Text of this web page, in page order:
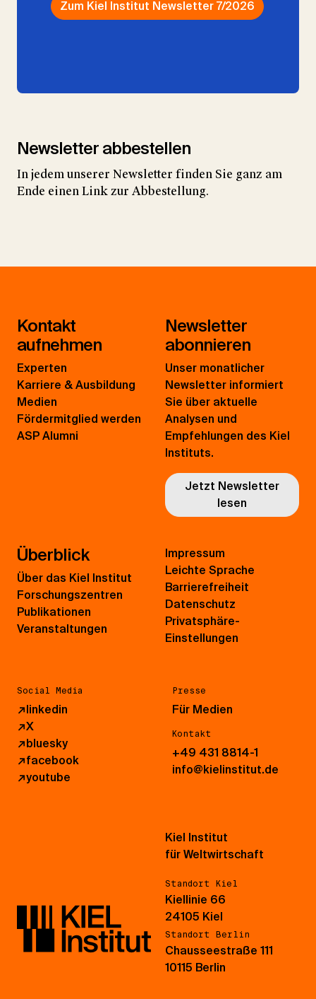
Zum Kiel Institut Newsletter 7/2026
Newsletter abbestellen
In jedem unserer Newsletter finden Sie ganz am
Ende einen Link zur Abbestellung.
Kontakt
aufnehmen
Experten
Karriere & Ausbildung
Medien
Fördermitglied werden
ASP Alumni
Newsletter
abonnieren
Unser monatlicher
Newsletter informiert
Sie über aktuelle
Analysen und
Empfehlungen des Kiel
Instituts.
Jetzt Newsletter
lesen
Überblick
Über das Kiel Institut
Forschungszentren
Publikationen
Veranstaltungen
Social Media
↗linkedin
↗X
↗bluesky
↗facebook
↗youtube
Presse
Für Medien
Kontakt
+49 431 8814-1
info@kielinstitut.de
Impressum
Leichte Sprache
Barrierefreiheit
Datenschutz
Privatsphäre-
Einstellungen
Kiel Institut
für Weltwirtschaft
Standort Kiel
Kiellinie 66
24105 Kiel
Standort Berlin
Chausseestraße 111
10115 Berlin